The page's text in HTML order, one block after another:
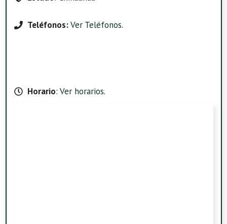
Teléfonos:Ver Teléfonos.
Horario: Ver horarios.